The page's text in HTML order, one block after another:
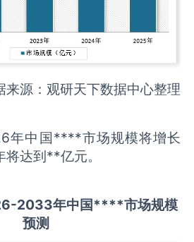
来源：观研天下数据中心整理
年中国****市场规模将增长
达到**亿元。
6-2033年中国****市场规模
预测